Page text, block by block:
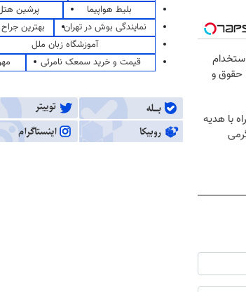
حقوق و
با هدیه
بلیط هواپیما
پرشین
نمایندگی بوش در تهران
بهترین
آموزشگاه زبان ملل
قیمت و خرید سمعک نامرئی